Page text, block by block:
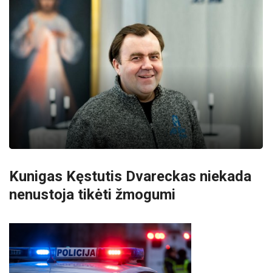
Kunigas Kęstutis Dvareckas niekada
nenustoja tikėti žmogumi